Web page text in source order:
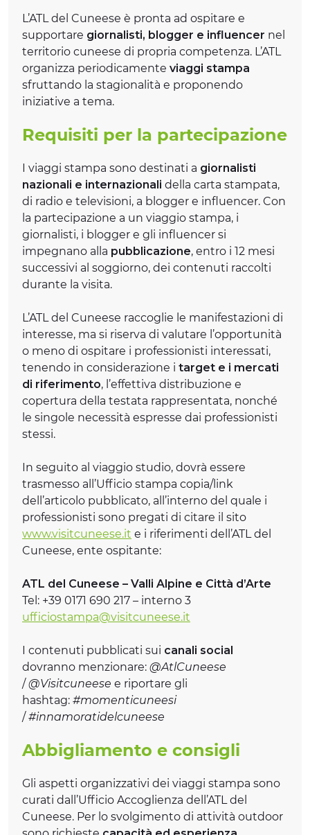
L’ATL del Cuneese è pronta ad ospitare e
supportare giornalisti, blogger e influencer nel
territorio cuneese di propria competenza. L’ATL
organizza periodicamente viaggi stampa
sfruttando la stagionalità e proponendo
iniziative a tema.
Requisiti per la partecipazione
I viaggi stampa sono destinati a giornalisti
nazionali e internazionali della carta stampata,
di radio e televisioni, a blogger e influencer. Con
la partecipazione a un viaggio stampa, i
giornalisti, i blogger e gli influencer si
impegnano alla pubblicazione, entro i 12 mesi
successivi al soggiorno, dei contenuti raccolti
durante la visita.
L’ATL del Cuneese raccoglie le manifestazioni di
interesse, ma si riserva di valutare l’opportunità
o meno di ospitare i professionisti interessati,
tenendo in considerazione i target e i mercati
di riferimento, l’effettiva distribuzione e
copertura della testata rappresentata, nonché
le singole necessità espresse dai professionisti
stessi.
In seguito al viaggio studio, dovrà essere
trasmesso all’Ufficio stampa copia/link
dell’articolo pubblicato, all’interno del quale i
professionisti sono pregati di citare il sito
www.visitcuneese.it e i riferimenti dell’ATL del
Cuneese, ente ospitante:
ATL del Cuneese – Valli Alpine e Città d’Arte
Tel: +39 0171 690 217 – interno 3
ufficiostampa@visitcuneese.it
I contenuti pubblicati sui canali social
dovranno menzionare: @AtlCuneese
/@Visitcuneese e riportare gli
hashtag: #momenticuneesi
/#innamoratidelcuneese
Abbigliamento e consigli
Gli aspetti organizzativi dei viaggi stampa sono
curati dall’Ufficio Accoglienza dell’ATL del
Cuneese. Per lo svolgimento di attività outdoor